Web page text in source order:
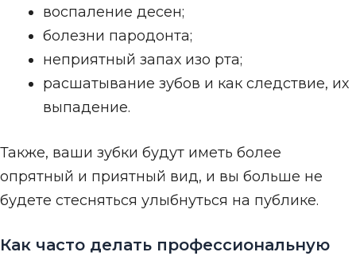
воспаление десен;
болезни пародонта;
неприятный запах изо рта;
расшатывание зубов и как следствие, их
выпадение.
Также, ваши зубки будут иметь более
опрятный и приятный вид, и вы больше не
будете стесняться улыбнуться на публике.
Как часто делать профессиональную